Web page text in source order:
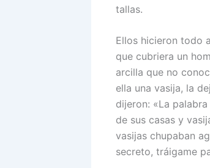
tallas.
Ellos hicieron todo
que cubriera un
arcilla que no
ella una vasija, la
dijeron: «La
de sus casas y
vasijas chupaban
secreto, tráigame